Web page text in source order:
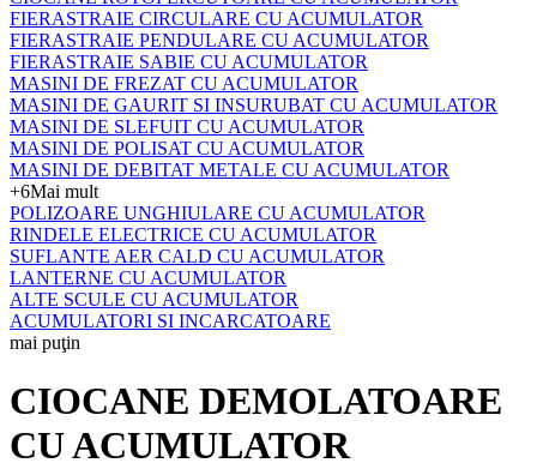
FIERASTRAIE CIRCULARE CU ACUMULATOR
FIERASTRAIE PENDULARE CU ACUMULATOR
FIERASTRAIE SABIE CU ACUMULATOR
MASINI DE FREZAT CU ACUMULATOR
MASINI DE GAURIT SI INSURUBAT CU ACUMULATOR
MASINI DE SLEFUIT CU ACUMULATOR
MASINI DE POLISAT CU ACUMULATOR
MASINI DE DEBITAT METALE CU ACUMULATOR
+6Mai mult
POLIZOARE UNGHIULARE CU ACUMULATOR
RINDELE ELECTRICE CU ACUMULATOR
SUFLANTE AER CALD CU ACUMULATOR
LANTERNE CU ACUMULATOR
ALTE SCULE CU ACUMULATOR
ACUMULATORI SI INCARCATOARE
mai puţin
CIOCANE DEMOLATOARE
CU ACUMULATOR